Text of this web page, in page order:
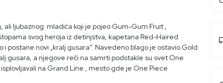
ali ljubaznog mladića koji je pojeo Gum-Gum Fruit ,
svog heroja iz detinjstva, kapetana Red-Haired
postane novi „kralj gusara“. Navedeno blago je ostavio Gold
gusara, a njegove reči na samrti podstakle su svet One
na Grand Line , mesto gde je One Piece